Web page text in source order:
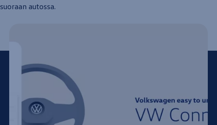
suoraan autossa.